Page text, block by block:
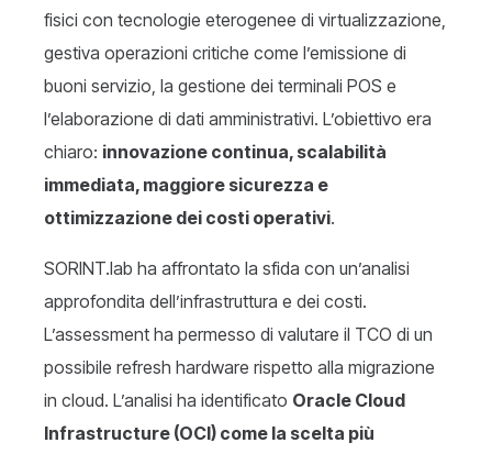
fisici con tecnologie eterogenee di virtualizzazione,
gestiva operazioni critiche come l’emissione di
buoni servizio, la gestione dei terminali POS e
l’elaborazione di dati amministrativi. L’obiettivo era
chiaro: innovazione continua, scalabilità
immediata, maggiore sicurezza e
ottimizzazione dei costi operativi.
SORINT.lab ha affrontato la sfida con un’analisi
approfondita dell’infrastruttura e dei costi.
L’assessment ha permesso di valutare il TCO di un
possibile refresh hardware rispetto alla migrazione
in cloud. L’analisi ha identificato Oracle Cloud
Infrastructure (OCI) come la scelta più